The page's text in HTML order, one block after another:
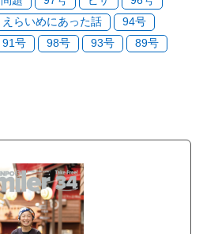
えらいめにあった話
94号
91号 98号 93号
89号